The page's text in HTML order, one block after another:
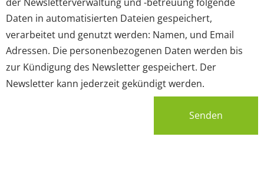
Daten in automatisierten Dateien gespeichert,
verarbeitet und genutzt werden: Namen, und Email
Adressen. Die personenbezogenen Daten werden bis
zur Kündigung des Newsletter gespeichert. Der
Newsletter kann jederzeit gekündigt werden.
Senden